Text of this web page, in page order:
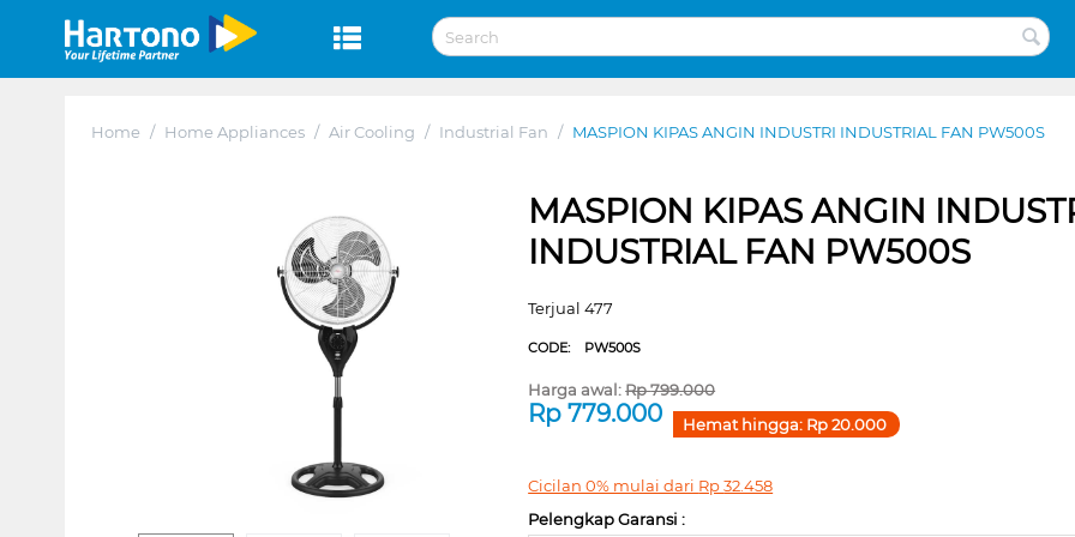
Home / Home Appliances / Air Cooling / Industrial Fan / MASPION KIPAS ANGIN INDUSTRI INDUSTRIAL FAN PW500S
MASPION KIPAS ANGIN
INDUSTRIAL FAN PW500S
Terjual 477
CODE: PW500S
Harga awal:Rp799.000
Rp779.000 Hemat hingga: Rp20.000
Cicilan 0% mulai dari Rp32.458
Pelengkap Garansi :